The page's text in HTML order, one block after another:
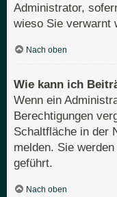
Administrator,
wieso Sie verwarnt
Nach oben
Wie kann ich
Wenn ein
Berechtigungen
Schaltfläche in der
melden. Sie
geführt.
Nach oben